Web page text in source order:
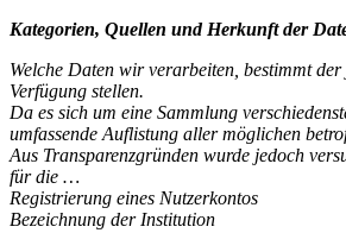
Kategorien, Quellen und Herkunft der
Welche Daten wir verarbeiten, bestimmt
Verfügung stellen.
Da es sich um eine Sammlung
umfassende Auflistung aller möglichen
Aus Transparenzgründen wurde jedoch
für die …
Registrierung eines Nutzerkontos
Bezeichnung der Institution